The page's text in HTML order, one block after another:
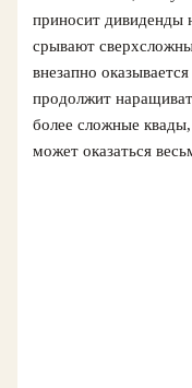
приносит дивиденды
срывают
внезапно
продолжит
более сложные
может оказаться